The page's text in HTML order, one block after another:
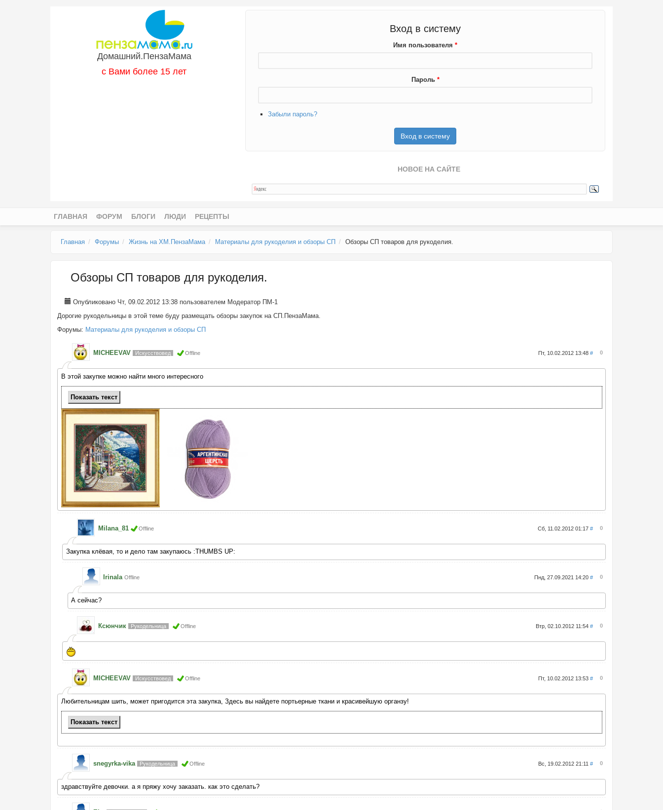
Домашний.ПензаМама
с Вами более 15 лет
Вход в систему
Имя пользователя *
Пароль *
Забыли пароль?
НОВОЕ НА САЙТЕ
ГЛАВНАЯ ФОРУМ БЛОГИ ЛЮДИ РЕЦЕПТЫ
Главная Форумы Жизнь на ХМ.ПензаМама Материалы для рукоделия и обзоры СП Обзоры СП товаров для рукоделия.
Обзоры СП товаров для рукоделия.
Опубликовано Чт, 09.02.2012 13:38 пользователем Модератор ПМ-1
Дорогие рукодельницы в этой теме буду размещать обзоры закупок на СП.ПензаМама.
Форумы: Материалы для рукоделия и обзоры СП
MICHEEVAV Искусствовед Offline Пт, 10.02.2012 13:48# 0
В этой закупке можно найти много интересного
Показатьтекст
Milana_81 Offline Сб, 11.02.2012 01:17# 0
Закупка клёвая, то и дело там закупаюсь :THUMBS UP:
Irinala Offline Пнд, 27.09.2021 14:20# 0
А сейчас?
Ксюнчик Рукодельница Offline Втр, 02.10.2012 11:54# 0
MICHEEVAV Искусствовед Offline Пт, 10.02.2012 13:53# 0
Любительницам шить, может пригодится эта закупка, Здесь вы найдете портьерные ткани и красивейшую органзу!
Показатьтекст
snegyrka-vika Рукодельница Offline Вс, 19.02.2012 21:11# 0
здравствуйте девочки. а я пряжу хочу заказать. как это сделать?